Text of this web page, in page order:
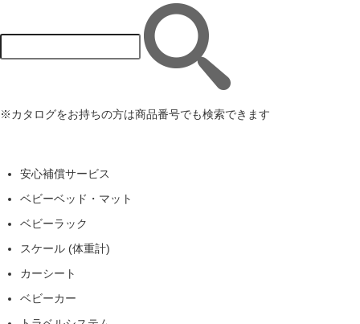
※カタログをお持ちの方は商品番号でも検索できます
安心補償サービス
ベビーベッド・マット
ベビーラック
スケール (体重計)
カーシート
ベビーカー